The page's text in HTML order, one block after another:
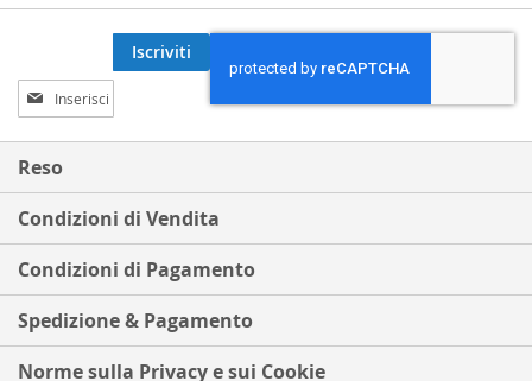
Iscriviti
alla
nostra
Newsletter:
Iscriviti
Reso
Condizioni di Vendita
Condizioni di Pagamento
Spedizione & Pagamento
Norme sulla Privacy e sui Cookie